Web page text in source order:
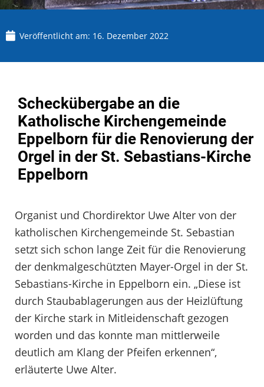
Veröffentlicht am: 16. Dezember 2022
Scheckübergabe an die
Katholische Kirchengemeinde
Eppelborn für die Renovierung der
Orgel in der St. Sebastians-Kirche
Eppelborn
Organist und Chordirektor Uwe Alter von der
katholischen Kirchengemeinde St. Sebastian
setzt sich schon lange Zeit für die Renovierung
der denkmalgeschützten Mayer-Orgel in der St.
Sebastians-Kirche in Eppelborn ein. „Diese ist
durch Staubablagerungen aus der Heizlüftung
der Kirche stark in Mitleidenschaft gezogen
worden und das konnte man mittlerweile
deutlich am Klang der Pfeifen erkennen“,
erläuterte Uwe Alter.